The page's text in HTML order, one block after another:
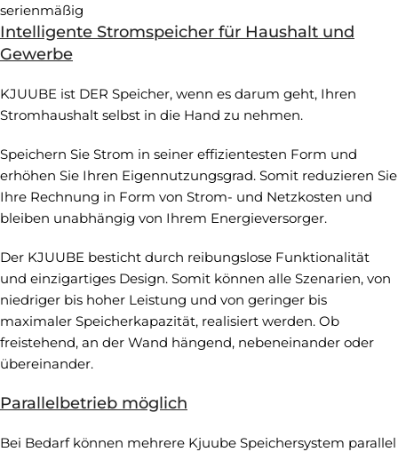
serienmäßig
Intelligente Stromspeicher für Haushalt und
Gewerbe
KJUUBE ist DER Speicher, wenn es darum geht, Ihren
Stromhaushalt selbst in die Hand zu nehmen.
Speichern Sie Strom in seiner effizientesten Form und
erhöhen Sie Ihren Eigennutzungsgrad. Somit reduzieren Sie
Ihre Rechnung in Form von Strom- und Netzkosten und
bleiben unabhängig von Ihrem Energieversorger.
Der KJUUBE besticht durch reibungslose Funktionalität
und einzigartiges Design. Somit können alle Szenarien, von
niedriger bis hoher Leistung und von geringer bis
maximaler Speicherkapazität, realisiert werden. Ob
freistehend, an der Wand hängend, nebeneinander oder
übereinander.
Parallelbetrieb möglich
Bei Bedarf können mehrere Kjuube Speichersystem parallel